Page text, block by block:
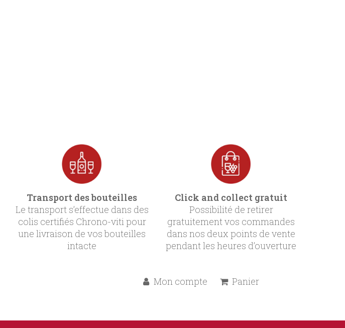
Transport des bouteilles
Le transport s’effectue dans des
colis certifiés Chrono-viti pour
une livraison de vos bouteilles
intacte
Click and collect gratuit
Possibilité de retirer
gratuitement vos commandes
dans nos deux points de vente
pendant les heures d’ouverture
Mon compte Panier